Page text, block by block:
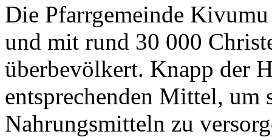
Die Pfarrgemeinde
und mit rund 30 000
überbevölkert. Knapp der
entsprechenden Mittel, um
Nahrungsmitteln zu